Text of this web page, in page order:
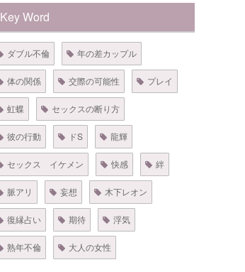
Key Word
ダブル不倫 年の差カップル
体の関係 交際の可能性 プレイ
虹蝶 セックスの断り方
彼の行動 ドS 龍輝
セックス イケメン 快感 絆
脈アリ 妄想 木下レオン
復縁占い 期待 浮気
熟年不倫 大人の女性